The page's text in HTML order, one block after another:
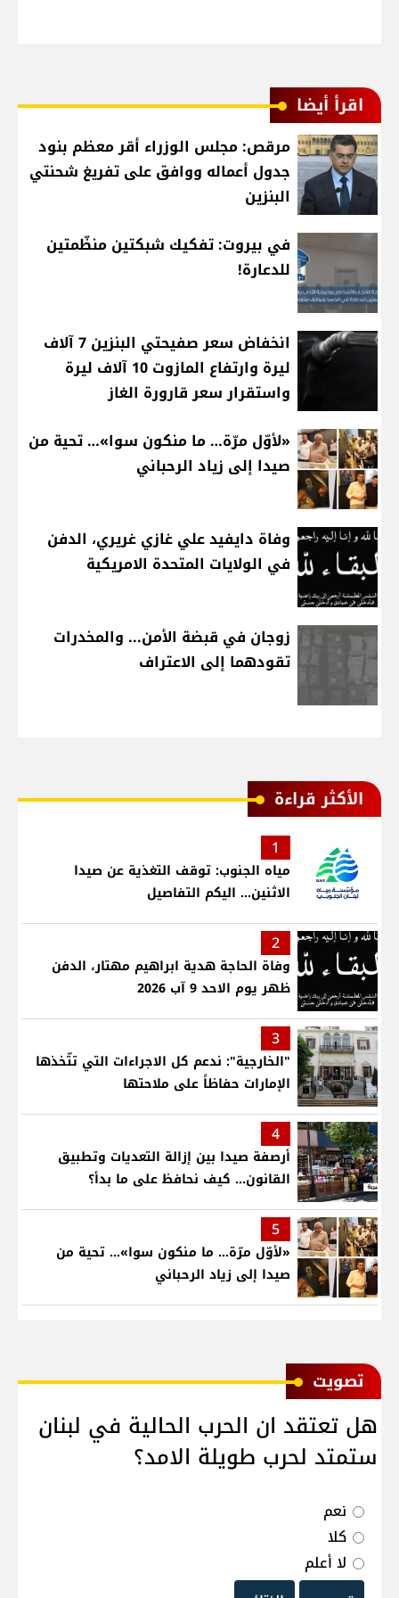
اقرأ أيضا
مرقص: مجلس الوزراء أقر معظم بنود
جدول أعماله ووافق على تفريغ شحنتي
البنزين
في بيروت: تفكيك شبكتين منظّمتين
للدعارة!
انخفاض سعر صفيحتي البنزين 7 آلاف
ليرة وارتفاع المازوت 10 آلاف ليرة
واستقرار سعر قارورة الغاز
«لأوّل مرّة… ما منكون سوا»… تحية من
صيدا إلى زياد الرحباني
وفاة دايفيد علي غازي غريري، الدفن
في الولايات المتحدة الامريكية
زوجان في قبضة الأمن... والمخدرات
تقودهما إلى الاعتراف
الأكثر قراءة
1
مياه الجنوب: توقف التغذية عن صيدا
الاثنين... اليكم التفاصيل
2
وفاة الحاجة هدية ابراهيم مهتار، الدفن
ظهر يوم الاحد 9 آب 2026
3
"الخارجية": ندعم كل الاجراءات التي تتّخذها
الإمارات حفاظاً على ملاحتها
4
أرصفة صيدا بين إزالة التعديات وتطبيق
القانون... كيف نحافظ على ما بدأ؟
5
«لأوّل مرّة… ما منكون سوا»… تحية من
صيدا إلى زياد الرحباني
ﺗﺼﻮﻳﺖ
هل تعتقد ان الحرب الحالية في لبنان
ستمتد لحرب طويلة الامد؟
نعم
كلا
لا أعلم